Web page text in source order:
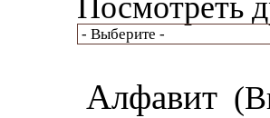
Посмотреть
Алфавит